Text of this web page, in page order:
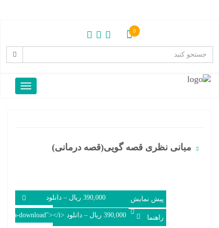
0
مبانی نظری قصه گویی(قصه درمانی)
390,000 ریال – دانلود پیش نمایش
راهنما